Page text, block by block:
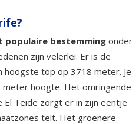
populaire bestemming onder
zijn velerlei. Er is de
hoogste top op 3718 meter. Je
hoogte. Het omringende
El Teide zorgt er in zijn eentje
telt. Het groenere